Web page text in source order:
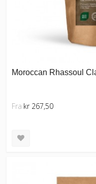
Moroccan Rhassoul
Fra kr 267,50